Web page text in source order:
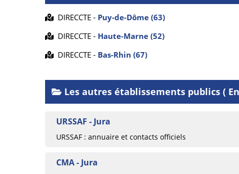
DIRECCTE - Puy-de-Dôme (63)
DIRECCTE - Haute-Marne (52)
DIRECCTE - Bas-Rhin (67)
Les autres établissements publics (
URSSAF - Jura
URSSAF : annuaire et contacts officiels
CMA - Jura